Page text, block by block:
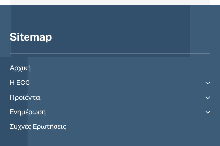
Sitemap
Αρχική
Η ECG
Προϊόντα
Ενημέρωση
Συχνές Ερωτήσεις